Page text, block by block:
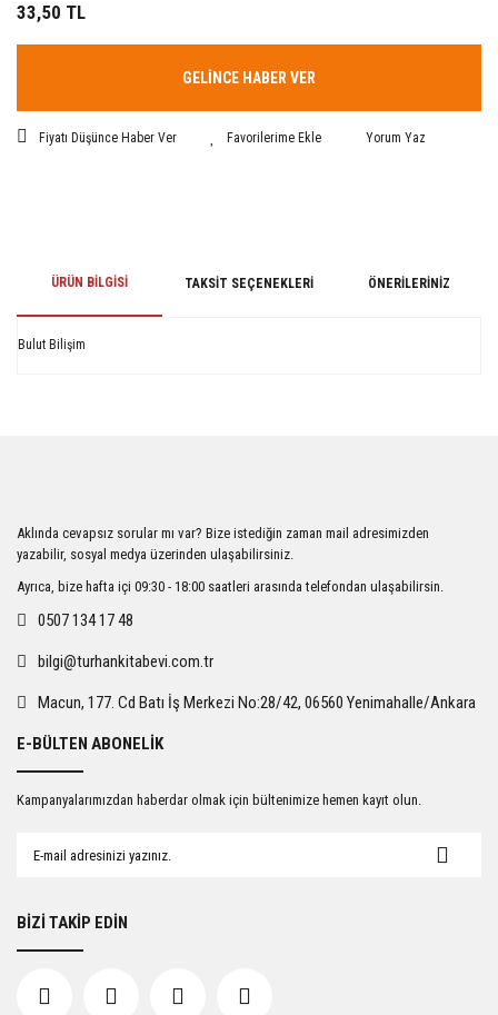
33,50 TL
GELİNCE HABER VER
Fiyatı Düşünce Haber Ver Yorum Yaz
ÜRÜN BILGISI TAKSIT SEÇENEKLERI ÖNERILERINIZ
Bulut Bilişim
Ürün açıklamasında eksik bilgiler bulunuyor.
Ürün bilgilerinde hatalar bulunuyor.
Ürün fiyatı diğer sitelerden daha pahalı.
Gönder
Aklında cevapsız sorular mı var? Bize istediğin zaman mail adresimizden
yazabilir, sosyal medya üzerinden ulaşabilirsiniz.
Ayrıca, bize hafta içi 09:30 - 18:00 saatleri arasında telefondan ulaşabilirsin.
0507 134 17 48
bilgi@turhankitabevi.com.tr
Macun, 177. Cd Batı İş Merkezi No:28/42, 06560 Yenimahalle/Ankara
E-BÜLTEN ABONELİK
Kampanyalarımızdan haberdar olmak için bültenimize hemen kayıt olun.
BİZİ TAKİP EDİN